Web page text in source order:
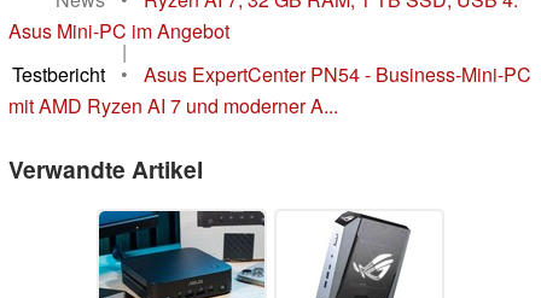
Asus Mini-PC im Angebot
|
Testbericht
•
Asus ExpertCenter PN54 - Business-Mini-PC
mit AMD Ryzen AI 7 und moderner A...
Verwandte Artikel